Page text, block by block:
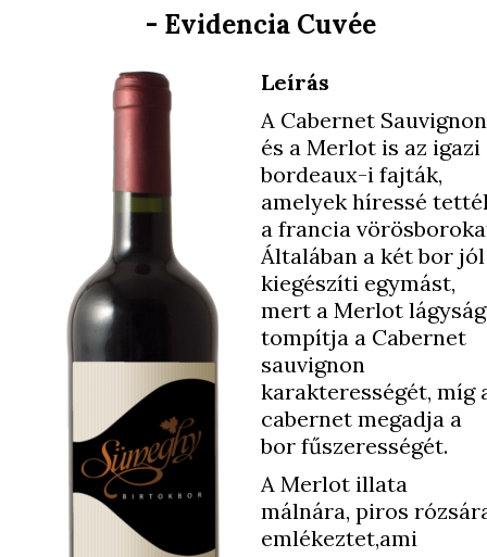
- Evidencia Cuvée
Leírás
A Cabernet Sauvignon
és a Merlot is az igazi
bordeaux-i fajták,
amelyek híressé
a francia
Általában a két bor jól
kiegészíti egymást,
mert a Merlot
tompítja a Cabernet
sauvignon
karakterességét, míg
cabernet megadja a
bor fűszerességét.
A Merlot illata
málnára, piros
emlékeztet,ami